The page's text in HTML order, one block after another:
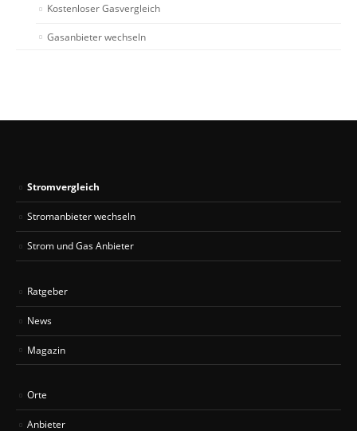
Kostenloser Gasvergleich
Gasanbieter wechseln
Stromvergleich
Stromanbieter wechseln
Strom und Gas Anbieter
Ratgeber
News
Magazin
Orte
Anbieter